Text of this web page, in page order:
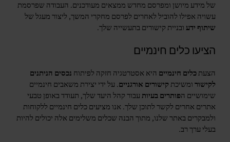
של מידע מיושן ומפרסם מחדש ממצאים מעודכנים. העבודה שפרסמת
עשויה אפילו להוביל לאחרים לפרסם מחקרי המשך, ליצור מעגל של
שיתוף ידעובניית קישורים בתעשייה שלך.
הציעו כלים חינמיים
הצעתכלים חינמיים היא אסטרטגיה חזקה לפיתוח נכסים הניתנים
לקישורומשיכתקישורים אורגניים. על ידי יצירת משאבים חינמיים
שימושיים הפותרים בעיותעבור קהל היעד שלך, תעודד באופן טבעי
אתרים אחרים לקשר לתוכן שלך. אנו מציעים כלים חינמיים ללקוחות
ולמבקרים באתר שלנו, מתוך הבנה שכלים משלימים אלה יכולים להיות
בעלי ערך רב.